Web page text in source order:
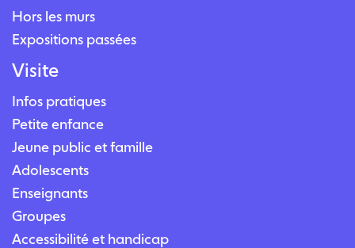
Hors les murs
Expositions passées
Visite
Infos pratiques
Petite enfance
Jeune public et famille
Adolescents
Enseignants
Groupes
Accessibilité et handicap